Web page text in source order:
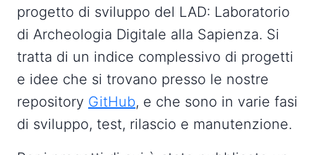
progetto di sviluppo del LAD: Laboratorio
di Archeologia Digitale alla Sapienza. Si
tratta di un indice complessivo di progetti
e idee che si trovano presso le nostre
repository GitHub, e che sono in varie fasi
di sviluppo, test, rilascio e manutenzione.